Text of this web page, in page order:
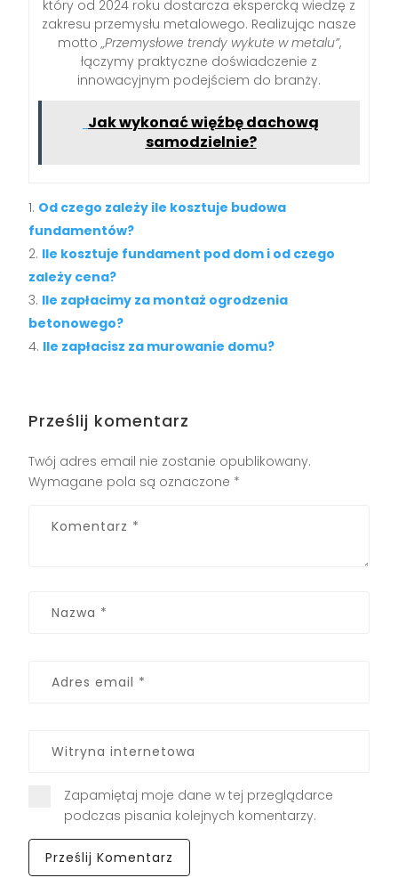
który od 2024 roku dostarcza ekspercką wiedzę z
zakresu przemysłu metalowego. Realizując nasze
motto „Przemysłowe trendy wykute w metalu”,
łączymy praktyczne doświadczenie z
innowacyjnym podejściem do branży.
Jak wykonać więźbę dachową
samodzielnie?
Od czego zależy ile kosztuje budowa
fundamentów?
Ile kosztuje fundament pod dom i od czego
zależy cena?
Ile zapłacimy za montaż ogrodzenia
betonowego?
Ile zapłacisz za murowanie domu?
Prześlij komentarz
Twój adres email nie zostanie opublikowany.
Wymagane pola są oznaczone *
Zapamiętaj moje dane w tej przeglądarce
podczas pisania kolejnych komentarzy.